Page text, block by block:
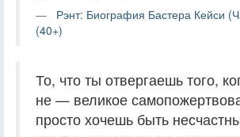
Рэнт: Биография Бастера Кейси
(40+)
То, что ты отвергаешь того,
не — великое
просто хочешь быть